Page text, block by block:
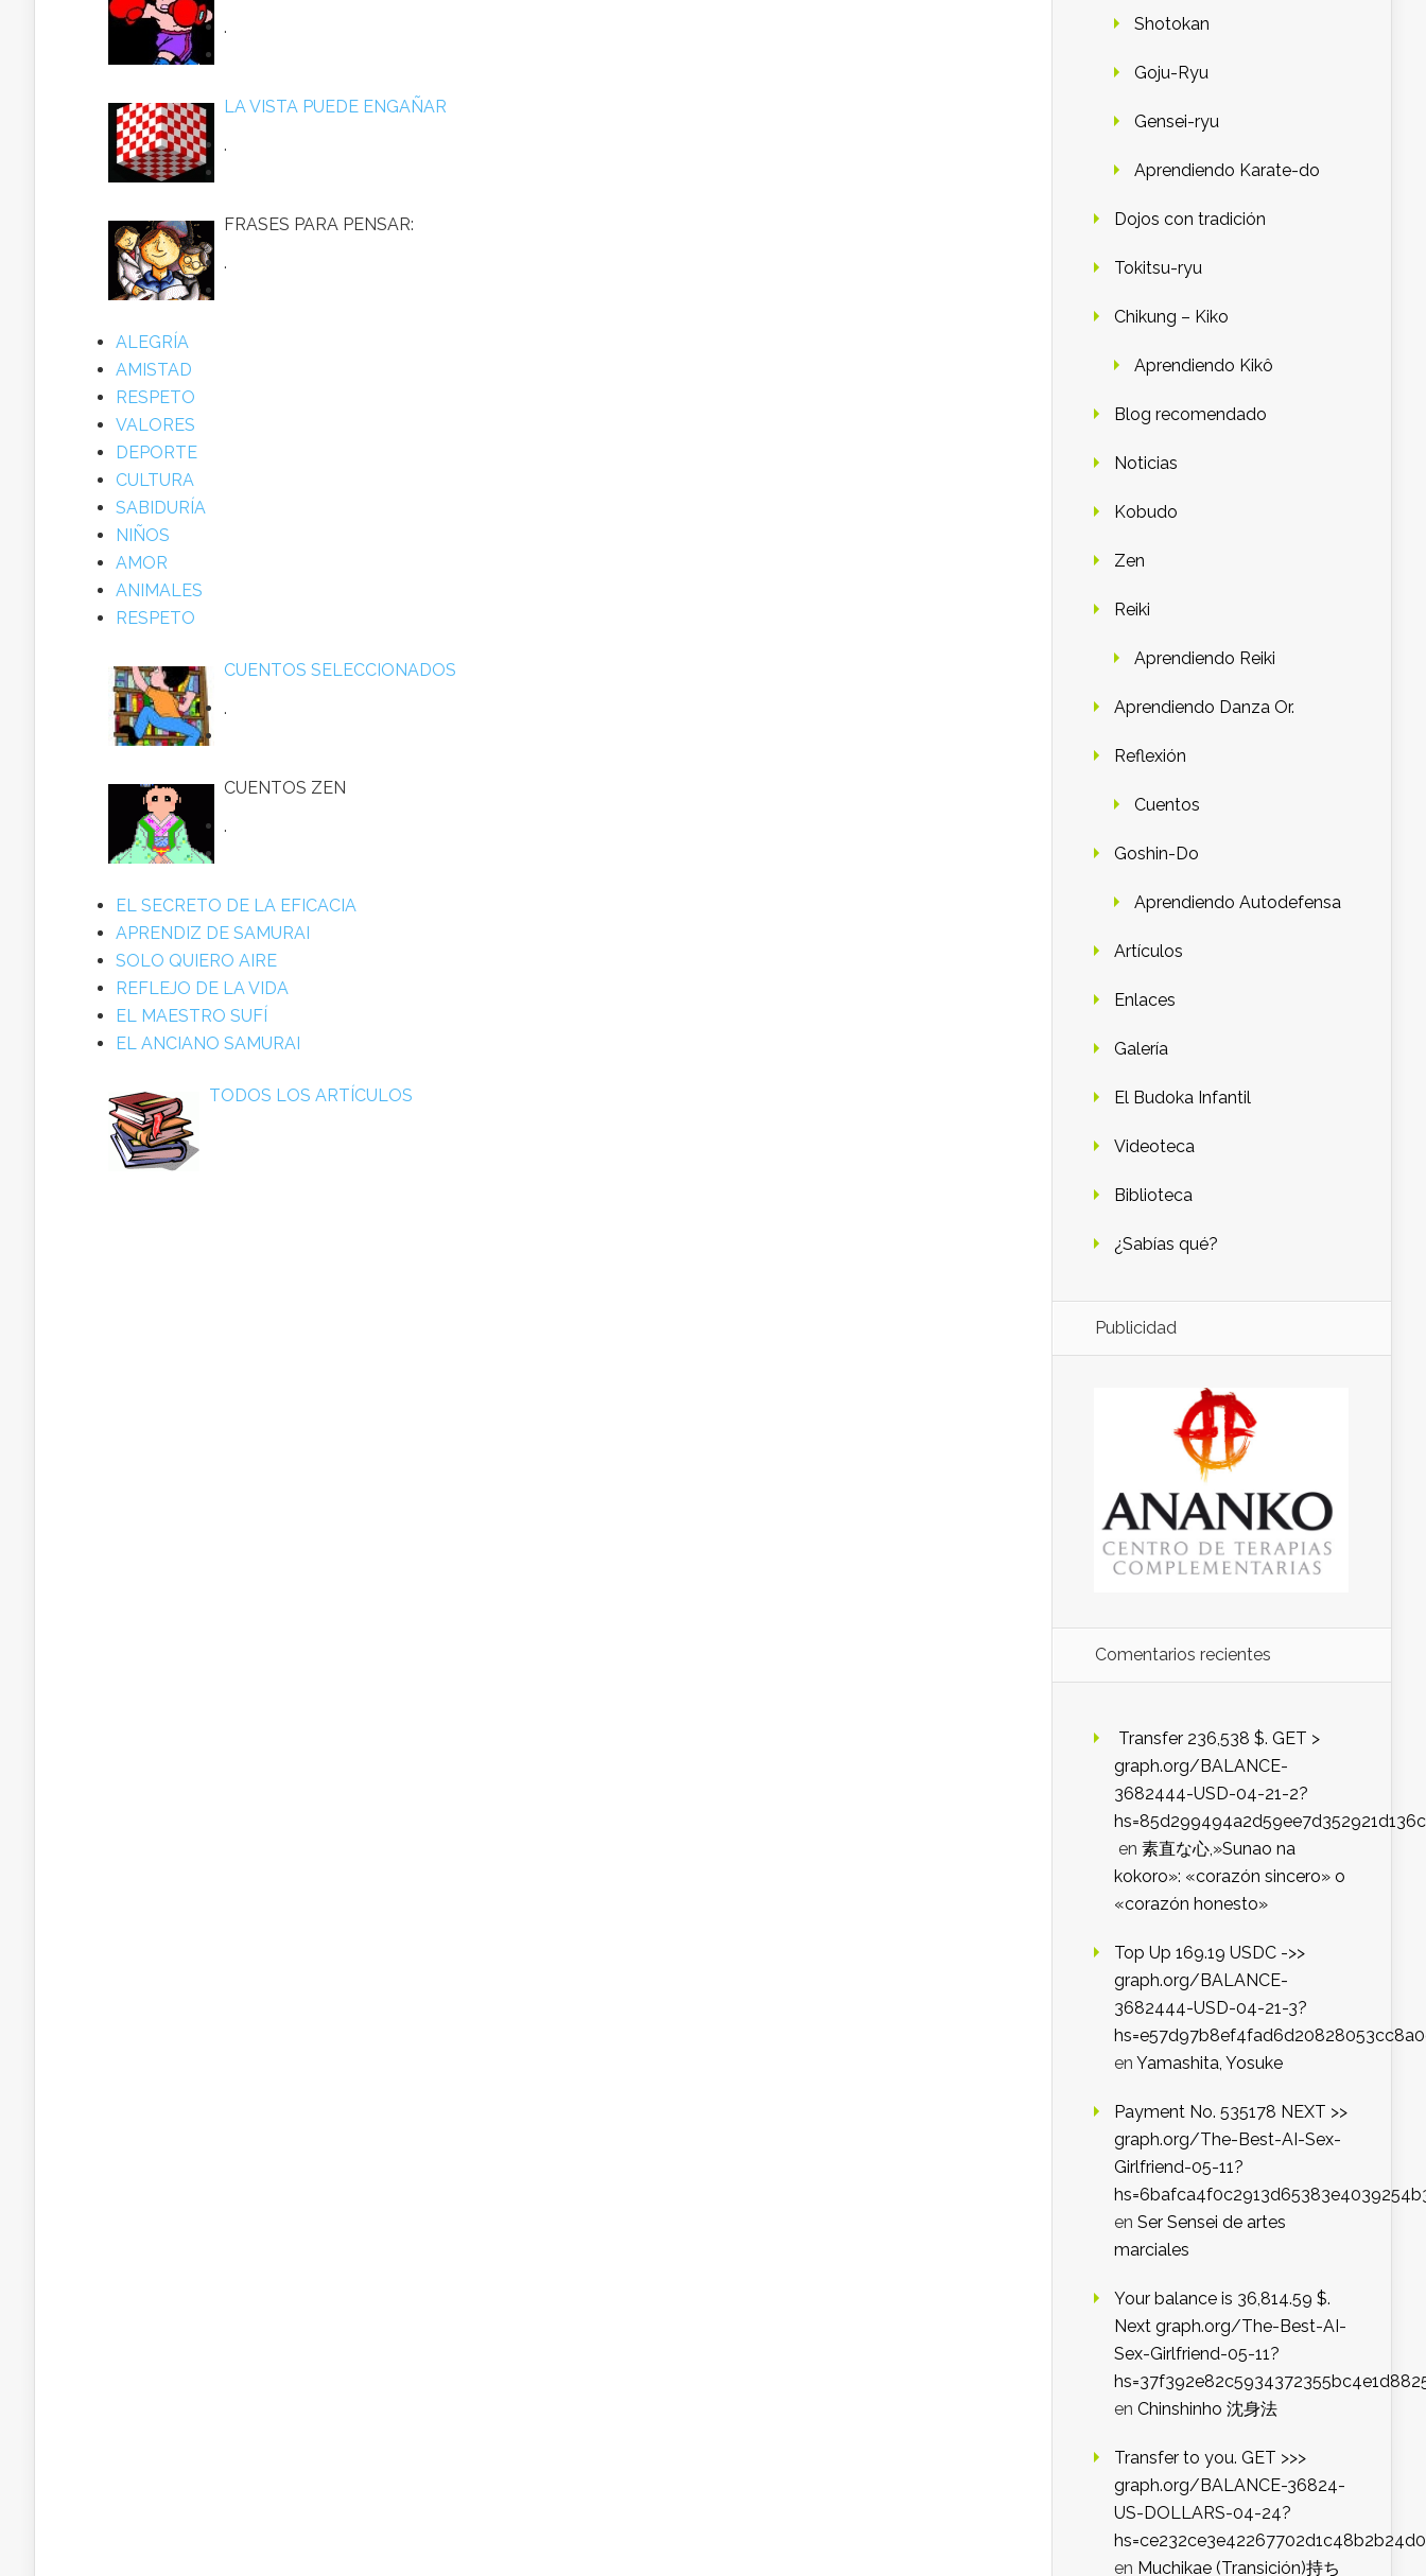
.
LA VISTA PUEDE ENGAÑAR
.
FRASES PARA PENSAR:
.
ALEGRÍA
AMISTAD
RESPETO
VALORES
DEPORTE
CULTURA
SABIDURÍA
NIÑOS
AMOR
ANIMALES
RESPETO
CUENTOS SELECCIONADOS
.
CUENTOS ZEN
.
EL SECRETO DE LA EFICACIA
APRENDIZ DE SAMURAI
SOLO QUIERO AIRE
REFLEJO DE LA VIDA
EL MAESTRO SUFÍ
EL ANCIANO SAMURAI
TODOS LOS ARTÍCULOS
Shotokan
Goju-Ryu
Gensei-ryu
Aprendiendo Karate-do
Dojos con tradición
Tokitsu-ryu
Chikung – Kiko
Aprendiendo Kikô
Blog recomendado
Noticias
Kobudo
Zen
Reiki
Aprendiendo Reiki
Aprendiendo Danza Or.
Reflexión
Cuentos
Goshin-Do
Aprendiendo Autodefensa
Artículos
Enlaces
Galería
El Budoka Infantil
Videoteca
Biblioteca
¿Sabías qué?
Publicidad
Comentarios recientes
️ Transfer 236,538 $. GET >
graph.org/BALANCE-
3682444-USD-04-21-2?
en 素直な心,»Sunao na
kokoro»: «corazón sincero» o
«corazón honesto»
Top Up 169.19 USDC ->>
graph.org/BALANCE-
3682444-USD-04-21-3?
en Yamashita, Yosuke
Payment No. 535178 NEXT >>
graph.org/The-Best-AI-Sex-
Girlfriend-05-11?
en Ser Sensei de artes
marciales
Your balance is 36,814.59 $.
Next graph.org/The-Best-AI-
Sex-Girlfriend-05-11?
en Chinshinho 沈身法
Transfer to you. GET >>>
graph.org/BALANCE-36824-
US-DOLLARS-04-24?
en Muchikae (Transición)持ち